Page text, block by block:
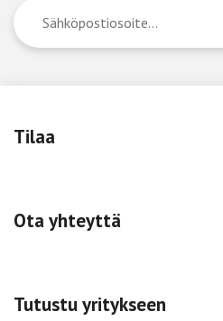
Tilaa
Ota yhteyttä
Tutustu yritykseen